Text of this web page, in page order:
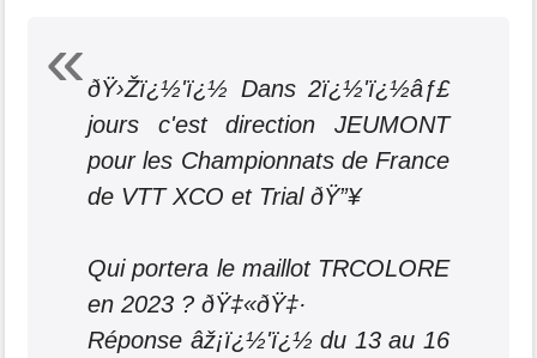
ðŸ›Žï¿½'ï¿½ Dans 2ï¿½'ï¿½âƒ£
jours c'est direction JEUMONT
pour les Championnats de France
de VTT XCO et Trial ðŸ”¥
Qui portera le maillot TRCOLORE
en 2023 ? ðŸ‡«ðŸ‡·
Réponse âž¡ï¿½'ï¿½ du 13 au 16